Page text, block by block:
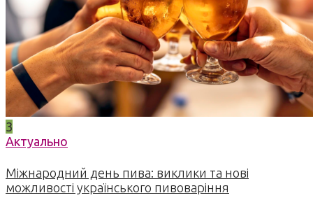
3
Актуально
Міжнародний день пива: виклики та нові
можливості українського пивоваріння